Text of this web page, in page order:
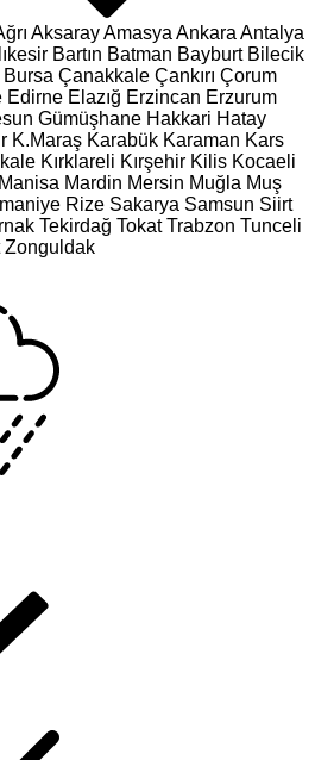
AksarayAmasya Ankara Antalya
Bartın Batman Bayburt Bilecik
Bursa Çanakkale Çankırı Çorum
Edirne Elazığ Erzincan Erzurum
Gümüşhane Hakkari Hatay
K.Maraş Karabük Karaman Kars
Kırklareli Kırşehir Kilis Kocaeli
Manisa Mardin Mersin Muğla Muş
Rize Sakarya Samsun Siirt
Tekirdağ Tokat Trabzon Tunceli
Zonguldak